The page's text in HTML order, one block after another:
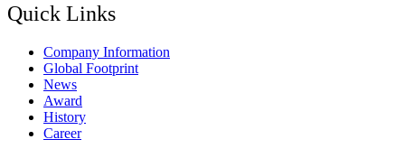
Quick Links
Company Information
Global Footprint
News
Award
History
Career